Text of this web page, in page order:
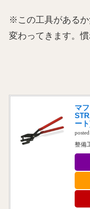
※この工具がある
変わってきます。
マ
ー
整備